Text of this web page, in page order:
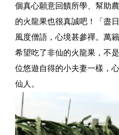
個真心願意回饋所學、幫助
的火龍果也很真誠吧！「盡
風度僧語，心境甚參禪。萬
希望吃了非仙的火龍果，不
位悠遊自得的小夫妻一樣，
仙人。